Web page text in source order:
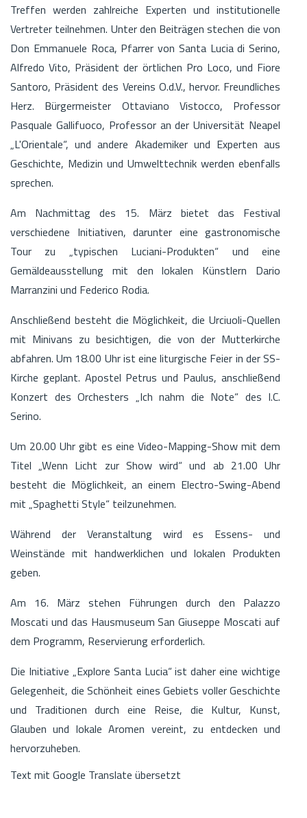
Treffen werden zahlreiche Experten und institutionelle
Vertreter teilnehmen. Unter den Beiträgen stechen die von
Don Emmanuele Roca, Pfarrer von Santa Lucia di Serino,
Alfredo Vito, Präsident der örtlichen Pro Loco, und Fiore
Santoro, Präsident des Vereins O.d.V., hervor. Freundliches
Herz. Bürgermeister Ottaviano Vistocco, Professor
Pasquale Gallifuoco, Professor an der Universität Neapel
„L'Orientale“, und andere Akademiker und Experten aus
Geschichte, Medizin und Umwelttechnik werden ebenfalls
sprechen.
Am Nachmittag des 15. März bietet das Festival
verschiedene Initiativen, darunter eine gastronomische
Tour zu „typischen Luciani-Produkten“ und eine
Gemäldeausstellung mit den lokalen Künstlern Dario
Marranzini und Federico Rodia.
Anschließend besteht die Möglichkeit, die Urciuoli-Quellen
mit Minivans zu besichtigen, die von der Mutterkirche
abfahren. Um 18.00 Uhr ist eine liturgische Feier in der SS-
Kirche geplant. Apostel Petrus und Paulus, anschließend
Konzert des Orchesters „Ich nahm die Note“ des I.C.
Serino.
Um 20.00 Uhr gibt es eine Video-Mapping-Show mit dem
Titel „Wenn Licht zur Show wird“ und ab 21.00 Uhr
besteht die Möglichkeit, an einem Electro-Swing-Abend
mit „Spaghetti Style“ teilzunehmen.
Während der Veranstaltung wird es Essens- und
Weinstände mit handwerklichen und lokalen Produkten
geben.
Am 16. März stehen Führungen durch den Palazzo
Moscati und das Hausmuseum San Giuseppe Moscati auf
dem Programm, Reservierung erforderlich.
Die Initiative „Explore Santa Lucia“ ist daher eine wichtige
Gelegenheit, die Schönheit eines Gebiets voller Geschichte
und Traditionen durch eine Reise, die Kultur, Kunst,
Glauben und lokale Aromen vereint, zu entdecken und
hervorzuheben.
Text mit Google Translate übersetzt